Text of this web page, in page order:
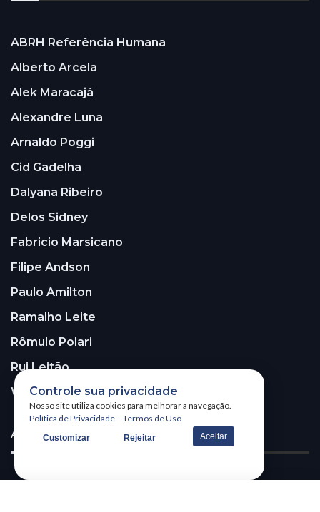
ABRH Referência Humana
Alberto Arcela
Alek Maracajá
Alexandre Luna
Arnaldo Poggi
Cid Gadelha
Dalyana Ribeiro
Delos Sidney
Fabricio Marsicano
Filipe Andson
Paulo Amilton
Ramalho Leite
Rômulo Polari
Rui Leitão
Walter Santos
ASSINE A NOSSA NEWSLETTER!
Controle sua privacidade
Nosso site utiliza cookies para melhorar a navegação.
Política de Privacidade – Termos de Uso
Customizar Rejeitar Aceitar